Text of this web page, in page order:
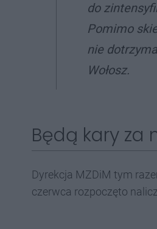
do
Pomimo
nie
Wołosz.
Będą kary za
Dyrekcja MZDiM tym
czerwca rozpoczęto